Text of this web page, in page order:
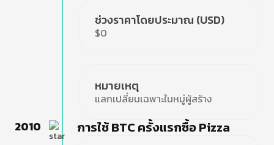
ช่วงราคาโดยประมาณ (USD)
$0
หมายเหตุ
แลกเปลี่ยนเฉพาะในหมู่ผู้สร้าง
2010 การใช้ BTC ครั้งแรกซื้อ Pizza